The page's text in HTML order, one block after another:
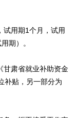
用期1个月，试用
期）。
肃省就业补助资金
补贴，另一部分为